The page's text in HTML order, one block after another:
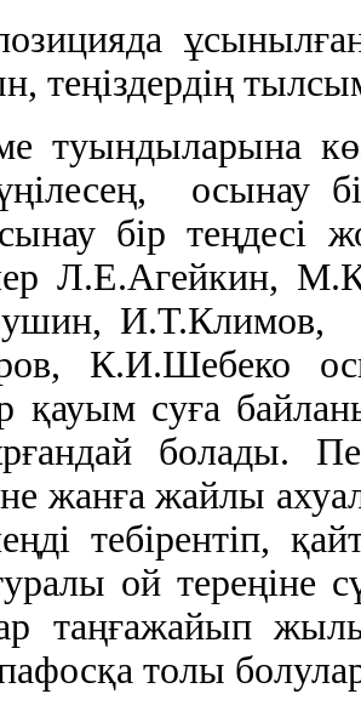
теңіздердің
туындыларына
осынау
бір теңдесі
Л.Е.Агейкин,
К.И.Шебеко
қауым суға
болады.
жанға жайлы
тебірентіп,
ой тереңіне
таңғажайып
толы